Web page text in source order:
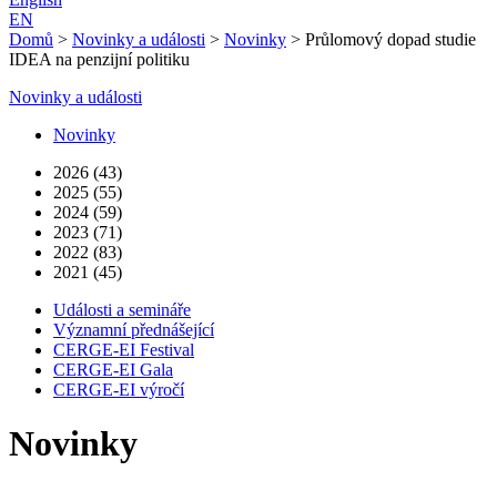
EN
Domů > Novinky a události > Novinky > Průlomový dopad studie
IDEA na penzijní politiku
Novinky a události
Novinky
2026 (43)
2025 (55)
2024 (59)
2023 (71)
2022 (83)
2021 (45)
Události a semináře
Významní přednášející
CERGE-EI Festival
CERGE-EI Gala
CERGE-EI výročí
Novinky